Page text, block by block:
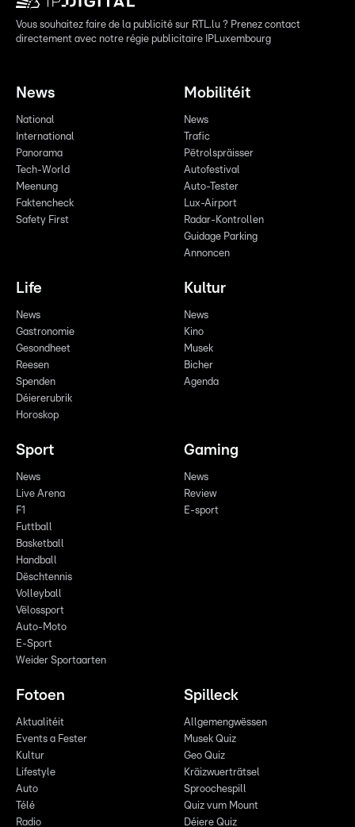
Vous souhaitez faire de la publicité sur RTL.lu ? Prenez contact
directement avec notre régie publicitaire IPLuxembourg
News
National
International
Panorama
Tech-World
Meenung
Faktencheck
Safety First
Mobilitéit
News
Trafic
Pëtrolspräisser
Autofestival
Auto-Tester
Lux-Airport
Radar-Kontrollen
Guidage Parking
Annoncen
Life
News
Gastronomie
Gesondheet
Reesen
Spenden
Déiererubrik
Horoskop
Kultur
News
Kino
Musek
Bicher
Agenda
Sport
News
Live Arena
F1
Futtball
Basketball
Handball
Dëschtennis
Volleyball
Vëlossport
Auto-Moto
E-Sport
Weider Sportaarten
Gaming
News
Review
E-sport
Fotoen
Aktualitéit
Events a Fester
Kultur
Lifestyle
Auto
Télé
Radio
Spilleck
Allgemengwëssen
Musek Quiz
Geo Quiz
Kräizwuerträtsel
Sproochespill
Quiz vum Mount
Déiere Quiz